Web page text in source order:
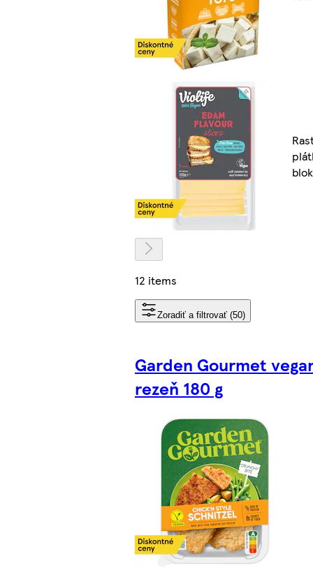
12 items
Zoradiť a filtrovať (50)
Garden Gourmet
rezeň 180 g